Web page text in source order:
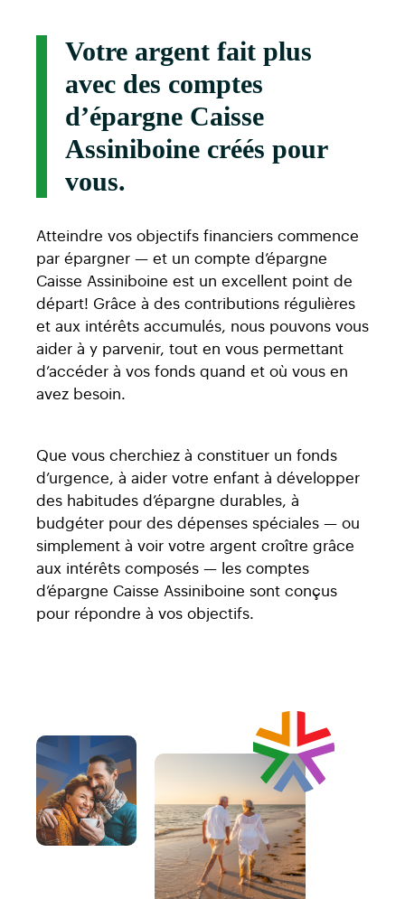
Votre argent fait plus
avec des comptes
d’épargne Caisse
Assiniboine créés pour
vous.
Atteindre vos objectifs financiers commence
par épargner — et un compte d’épargne
Caisse Assiniboine est un excellent point de
départ! Grâce à des contributions régulières
et aux intérêts accumulés, nous pouvons vous
aider à y parvenir, tout en vous permettant
d’accéder à vos fonds quand et où vous en
avez besoin.
Que vous cherchiez à constituer un fonds
d’urgence, à aider votre enfant à développer
des habitudes d’épargne durables, à
budgéter pour des dépenses spéciales — ou
simplement à voir votre argent croître grâce
aux intérêts composés — les comptes
d’épargne Caisse Assiniboine sont conçus
pour répondre à vos objectifs.